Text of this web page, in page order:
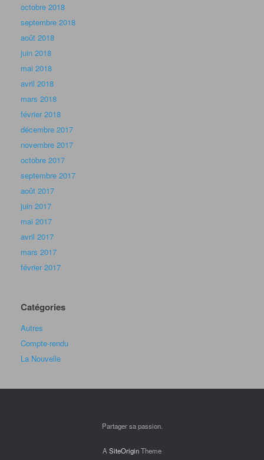
octobre 2018
septembre 2018
août 2018
juin 2018
mai 2018
avril 2018
mars 2018
février 2018
décembre 2017
novembre 2017
octobre 2017
septembre 2017
août 2017
juin 2017
mai 2017
avril 2017
mars 2017
février 2017
Catégories
Autres
Compte-rendu
La Nouvelle
Partager sa passion.
A SiteOriginTheme